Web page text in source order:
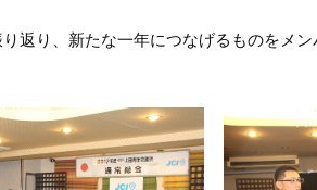
返り、新たな一年につなげるものをメ